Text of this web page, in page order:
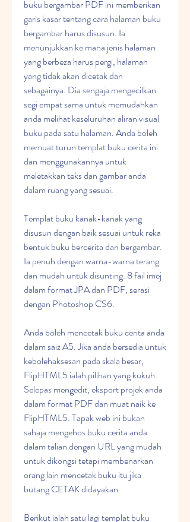
buku bergambar PDF ini memberikan
garis kasar tentang cara halaman buku
bergambar harus disusun. Ia
menunjukkan ke mana jenis halaman
yang berbeza harus pergi, halaman
yang tidak akan dicetak dan
sebagainya. Dia sengaja mengecilkan
segi empat sama untuk memudahkan
anda melihat keseluruhan aliran visual
buku pada satu halaman. Anda boleh
memuat turun templat buku cerita ini
dan menggunakannya untuk
meletakkan teks dan gambar anda
dalam ruang yang sesuai.
Templat buku kanak-kanak yang
disusun dengan baik sesuai untuk reka
bentuk buku bercerita dan bergambar.
Ia penuh dengan warna-warna terang
dan mudah untuk disunting. 8 fail imej
dalam format JPA dan PDF, serasi
dengan Photoshop CS6.
Anda boleh mencetak buku cerita anda
dalam saiz A5. Jika anda bersedia untuk
kebolehaksesan pada skala besar,
FlipHTML5 ialah pilihan yang kukuh.
Selepas mengedit, eksport projek anda
dalam format PDF dan muat naik ke
FlipHTML5. Tapak web ini bukan
sahaja mengehos buku cerita anda
dalam talian dengan URL yang mudah
untuk dikongsi tetapi membenarkan
orang lain mencetak buku itu jika
butang CETAK didayakan.
Berikut ialah satu lagi templat buku